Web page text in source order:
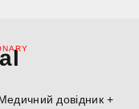
довідник +